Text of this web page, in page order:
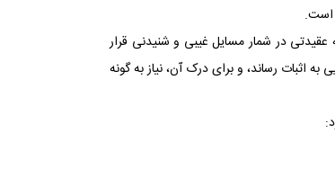
است.
در شمار مسایل غیبی و شنیدنی قرار
اثبات رساند، و برای درک آن، نیاز به گونه